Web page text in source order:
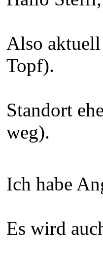
Also aktuell
Topf).
Standort
weg).
Ich habe
Es wird